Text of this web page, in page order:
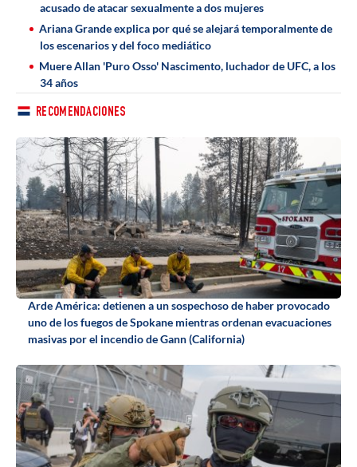
acusado de atacar sexualmente a dos mujeres
Ariana Grande explica por qué se alejará temporalmente de
los escenarios y del foco mediático
Muere Allan 'Puro Osso' Nascimento, luchador de UFC, a los
34 años
RECOMENDACIONES
Arde América: detienen a un sospechoso de haber provocado
uno de los fuegos de Spokane mientras ordenan evacuaciones
masivas por el incendio de Gann (California)